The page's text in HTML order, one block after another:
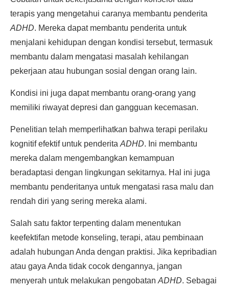
terapis yang mengetahui caranya membantu penderita
ADHD. Mereka dapat membantu penderita untuk
menjalani kehidupan dengan kondisi tersebut, termasuk
membantu dalam mengatasi masalah kehilangan
pekerjaan atau hubungan sosial dengan orang lain.
Kondisi ini juga dapat membantu orang-orang yang
memiliki riwayat depresi dan gangguan kecemasan.
Penelitian telah memperlihatkan bahwa terapi perilaku
kognitif efektif untuk penderita ADHD. Ini membantu
mereka dalam mengembangkan kemampuan
beradaptasi dengan lingkungan sekitarnya. Hal ini juga
membantu penderitanya untuk mengatasi rasa malu dan
rendah diri yang sering mereka alami.
Salah satu faktor terpenting dalam menentukan
keefektifan metode konseling, terapi, atau pembinaan
adalah hubungan Anda dengan praktisi. Jika kepribadian
atau gaya Anda tidak cocok dengannya, jangan
menyerah untuk melakukan pengobatan ADHD. Sebagai